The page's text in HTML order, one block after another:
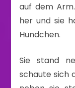
auf dem
her und sie
Hundchen.
Sie stand
schaute sich